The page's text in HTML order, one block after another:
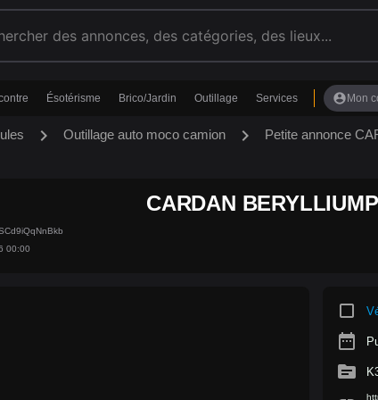
Ésotérisme Brico/Jardin Outillage Services account_circle Mon
chevron_right Outillage auto moco camion chevron_right Petite annonce
CARDAN
00:00
crop_square
date_range
source